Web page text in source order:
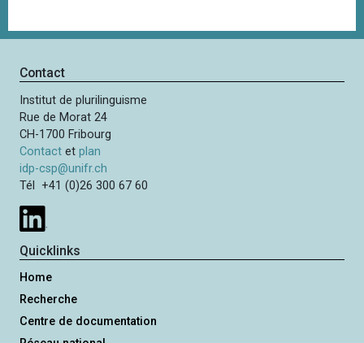
Contact
Institut de plurilinguisme
Rue de Morat 24
CH-1700 Fribourg
Contact etplan
idp-csp@unifr.ch
Tél +41 (0)26 300 67 60
Quicklinks
Home
Recherche
Centre de documentation